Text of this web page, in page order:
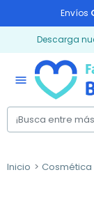
Envíos
Descarga
menu
Inicio Cosmética